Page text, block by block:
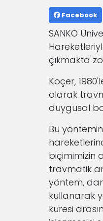
Facebook
SANKO
çıkmakta
Koçer,
olarak
duygusal
Bu
biçimimizin
travmatik
yöntem,
kullanarak
küresi